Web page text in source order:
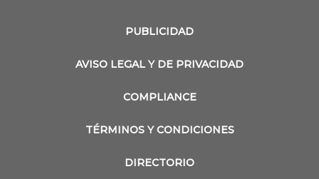
PUBLICIDAD
AVISO LEGAL Y DE PRIVACIDAD
COMPLIANCE
TÉRMINOS Y CONDICIONES
DIRECTORIO